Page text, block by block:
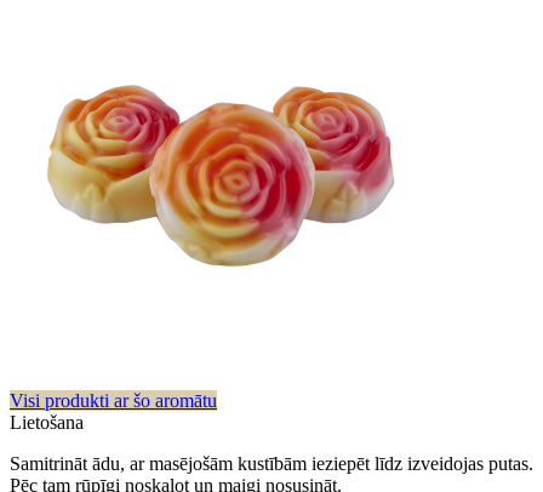
Visi produkti ar šo aromātu
Lietošana
Samitrināt ādu, ar masējošām kustībām ieziepēt līdz izveidojas putas.
Pēc tam rūpīgi noskalot un maigi nosusināt.